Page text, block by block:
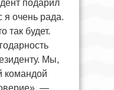
подарил
я очень рада.
так будет.
Мы,
командой
—